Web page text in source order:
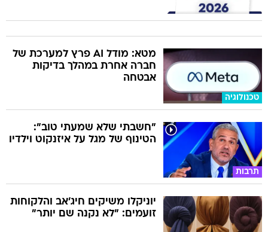
טכנולוגיה
מטא: מודל AI פרץ למערכת של
חברה אחרת במהלך בדיקות
אבטחה
תרבות
"חשבתי שלא שמעתי טוב":
הטינוף של מגל על איזנקוט וילדיו
יוניקלו משיקים חיג'אב והלקוחות
זועמים: "לא נקנה שם יותר"